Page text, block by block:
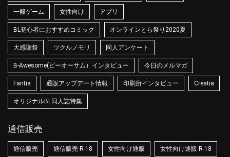
一般ゲーム 女性向け アプリ
BL初心者におすすめコミック オンラインとら祭り2020夏
大感謝祭 ツクルノモリ 同人アンケート
B-Awesome(ビーオーサム）インタビュー 今日のメルマガ
Fantia 通販アップデート情報 印刷所インタビュー Creatia
オリジナルBL同人誌特集
通信販売
通信販売 通信販売 R-18 女性向け通販 女性向け通販 R-18